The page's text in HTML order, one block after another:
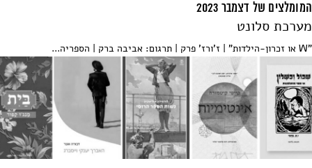
המומלצים של דצמבר 2023
מערכת סלונט
"W או זכרון-הילדות" | ז'ורז' פרק | תרגום: אביבה ברק | הספריה...